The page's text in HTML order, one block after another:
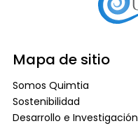
Mapa de sitio
Somos Quimtia
Sostenibilidad
Desarrollo e Investigación